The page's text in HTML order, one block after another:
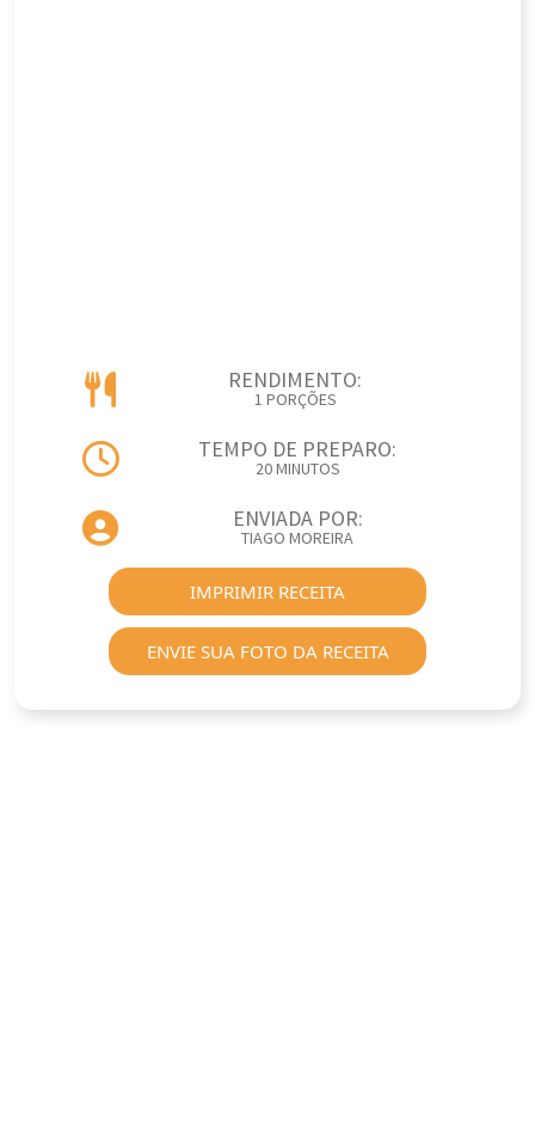
RENDIMENTO:
1 PORÇÕES
TEMPO DE PREPARO:
20 MINUTOS
ENVIADA POR:
TIAGO MOREIRA
IMPRIMIR RECEITA
ENVIE SUA FOTO DA RECEITA